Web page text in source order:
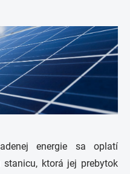
energie sa oplatí
ktorá jej prebytok